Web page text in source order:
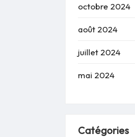
octobre 2024
août 2024
juillet 2024
mai 2024
Catégories